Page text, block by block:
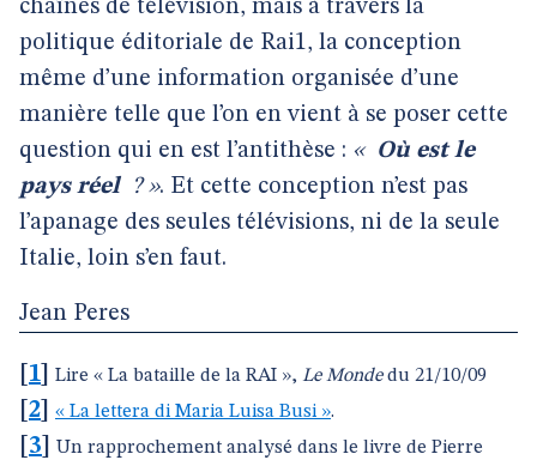
chaînes de télévision, mais à travers la
politique éditoriale de Rai1, la conception
même d’une information organisée d’une
manière telle que l’on en vient à se poser cette
question qui en est l’antithèse : « Où est le
pays réel
? ». Et cette conception n’est pas
l’apanage des seules télévisions, ni de la seule
Italie, loin s’en faut.
Jean Peres
1 Lire « La bataille de la RAI », Le Mondedu 21/10/09
2 « La lettera di Maria Luisa Busi ».
3
Un rapprochement analysé dans le livre de Pierre